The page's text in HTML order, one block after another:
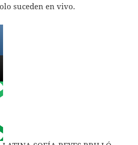
suceden en vivo.